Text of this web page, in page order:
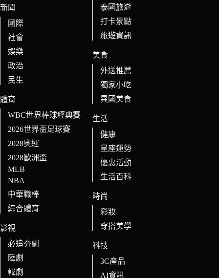
新聞
國際
社會
娛樂
政治
民生
體育
WBC世界棒球經典賽
2026世界盃足球賽
2028奧運
2028歐洲盃
MLB
NBA
中華職棒
綜合體育
影視
必追夯劇
陸劇
韓劇
泰國旅遊
打卡景點
旅遊資訊
美食
外送推薦
獨家小吃
異國美食
生活
健康
星座運勢
優惠活動
生活百科
時尚
彩妝
穿搭美學
科技
3C產品
AI資訊